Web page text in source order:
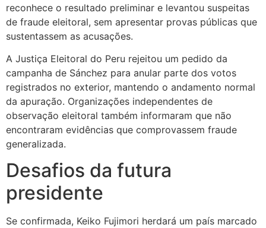
reconhece o resultado preliminar e levantou suspeitas
de fraude eleitoral, sem apresentar provas públicas que
sustentassem as acusações.
A Justiça Eleitoral do Peru rejeitou um pedido da
campanha de Sánchez para anular parte dos votos
registrados no exterior, mantendo o andamento normal
da apuração. Organizações independentes de
observação eleitoral também informaram que não
encontraram evidências que comprovassem fraude
generalizada.
Desafios da futura
presidente
Se confirmada, Keiko Fujimori herdará um país marcado